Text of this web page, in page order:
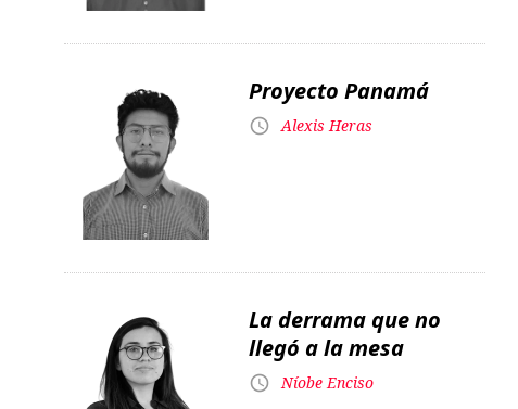
Proyecto Panamá
Alexis Heras
La derrama que no
llegó a la mesa
Níobe Enciso